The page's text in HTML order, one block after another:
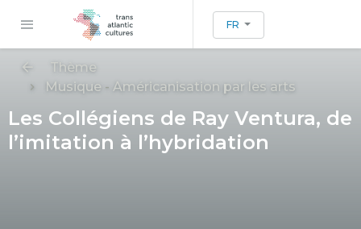
FR
Thème
Musique - Américanisation par les arts
Les Collégiens de Ray Ventura, de
l’imitation à l’hybridation